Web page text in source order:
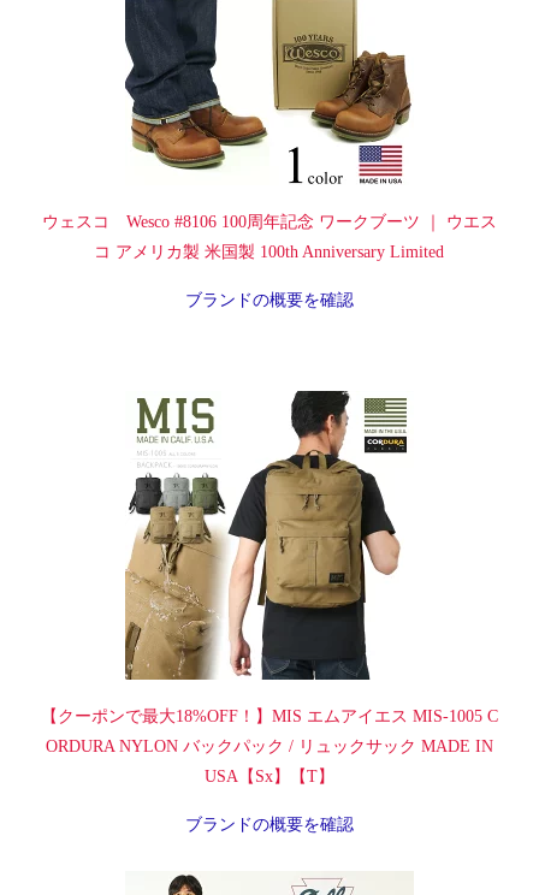
ウェスコ Wesco #8106 100周年記念 ワークブーツ ｜ ウエス
コ アメリカ製 米国製 100th Anniversary Limited
ブランドの概要を確認
【クーポンで最大18%OFF！】MIS エムアイエス MIS-1005 C
ORDURA NYLON バックパック / リュックサック MADE IN
USA【Sx】【T】
ブランドの概要を確認